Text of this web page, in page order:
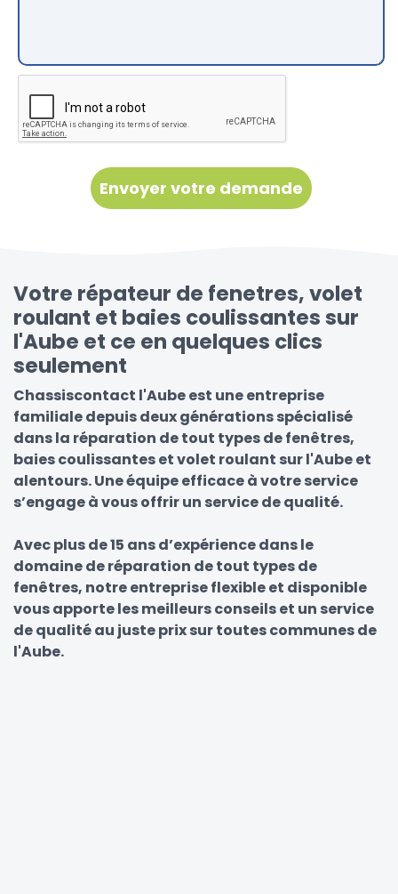
Votre répateur de fenetres, volet
roulant et baies coulissantes sur
l'Aube et ce en quelques clics
seulement
Chassiscontact l'Aube est une entreprise
familiale depuis deux générations spécialisé
dans la réparation de tout types de fenêtres,
baies coulissantes et volet roulant sur l'Aube et
alentours. Une équipe efficace à votre service
s’engage à vous offrir un service de qualité.
Avec plus de 15 ans d’expérience dans le
domaine de réparation de tout types de
fenêtres, notre entreprise flexible et disponible
vous apporte les meilleurs conseils et un service
de qualité au juste prix sur toutes communes de
l'Aube.